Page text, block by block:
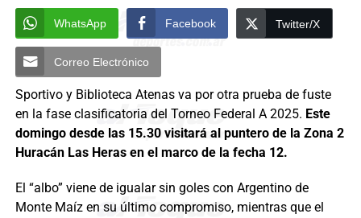
WhatsApp Facebook Twitter/X
Correo Electrónico
Sportivo y Biblioteca Atenas va por otra prueba de fuste
en la fase clasificatoria del Torneo Federal A 2025. Este
domingo desde las 15.30 visitará al puntero de la Zona 2
Huracán Las Heras en el marco de la fecha 12.
El “albo” viene de igualar sin goles con Argentino de
Monte Maíz en su último compromiso, mientras que el